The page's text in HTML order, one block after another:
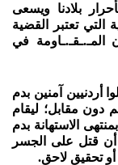
بلادنا ويسعى
تعتبر القضية
المـ.ـقـ.ـاومة في
أردنيين آمنين بدم
دون مقابل؛ ليقام
الاستهانة بدم
أن قتل على الجسر
تحقيق لاحق.